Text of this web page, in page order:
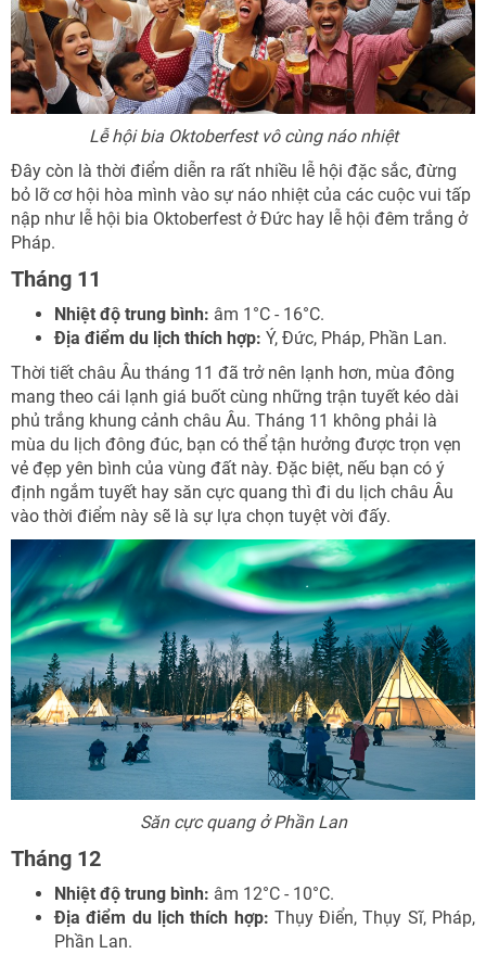
Lễ hội bia Oktoberfest vô cùng náo nhiệt
Đây còn là thời điểm diễn ra rất nhiều lễ hội đặc sắc, đừng
bỏ lỡ cơ hội hòa mình vào sự náo nhiệt của các cuộc vui tấp
nập như lễ hội bia Oktoberfest ở Đức hay lễ hội đêm trắng ở
Pháp.
Tháng 11
Nhiệt độ trung bình: âm 1°C - 16°C.
Địa điểm du lịch thích hợp: Ý, Đức, Pháp, Phần Lan.
Thời tiết châu Âu tháng 11 đã trở nên lạnh hơn, mùa đông
mang theo cái lạnh giá buốt cùng những trận tuyết kéo dài
phủ trắng khung cảnh châu Âu. Tháng 11 không phải là
mùa du lịch đông đúc, bạn có thể tận hưởng được trọn vẹn
vẻ đẹp yên bình của vùng đất này. Đặc biệt, nếu bạn có ý
định ngắm tuyết hay săn cực quang thì đi du lịch châu Âu
vào thời điểm này sẽ là sự lựa chọn tuyệt vời đấy.
Săn cực quang ở Phần Lan
Tháng 12
Nhiệt độ trung bình: âm 12°C - 10°C.
Địa điểm du lịch thích hợp: Thụy Điển, Thụy Sĩ, Pháp,
Phần Lan.